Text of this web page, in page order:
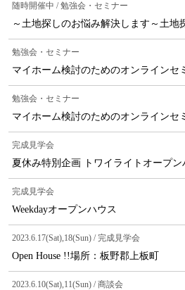
随時開催中 / 勉強会・セミナー
～土地探しのお悩み解決します～土地
勉強会・セミナー
マイホーム検討のためのオンラインセ
勉強会・セミナー
マイホーム検討のためのオンラインセ
完成見学会
夏休み特別企画 トワイライトオープン
完成見学会
Weekdayオープンハウス
2023.6.17(Sat),18(Sun) / 完成見学会
Open House !!場所：板野郡上板町
2023.6.10(Sat),11(Sun) / 商談会